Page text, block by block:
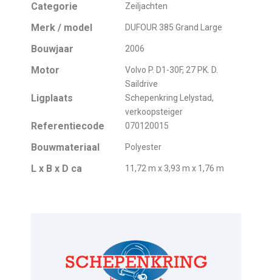
Categorie
Zeiljachten
Merk / model DUFOUR 385 Grand Large
Bouwjaar 2006
Motor
Volvo P. D1-30F, 27 PK. D.
Saildrive
Ligplaats
Schepenkring Lelystad,
verkoopsteiger
Referentiecode 070120015
Bouwmateriaal Polyester
L x B x D ca 11,72 m x 3,93 m x 1,76 m